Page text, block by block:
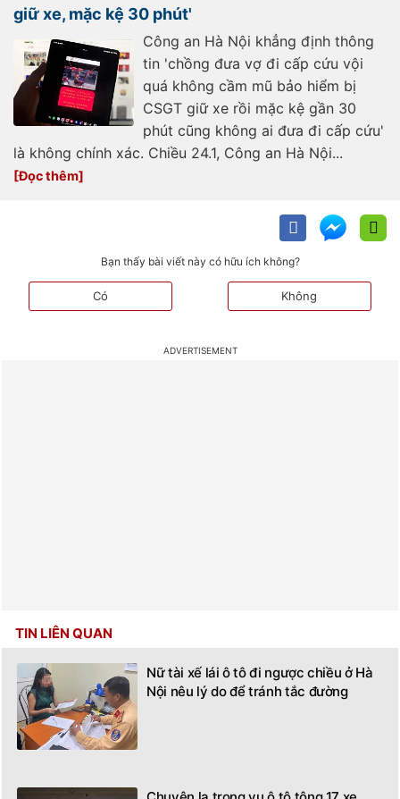
giữ xe, mặc kệ 30 phút'
Công an Hà Nội khẳng định thông
tin 'chồng đưa vợ đi cấp cứu vội
quá không cầm mũ bảo hiểm bị
CSGT giữ xe rồi mặc kệ gần 30
phút cũng không ai đưa đi cấp cứu'
là không chính xác. Chiều 24.1, Công an Hà Nội...
Bạn thấy bài viết này có hữu ích không?
Có Không
TIN LIÊN QUAN
Nữ tài xế lái ô tô đi ngược chiều ở Hà
Nội nêu lý do để tránh tắc đường